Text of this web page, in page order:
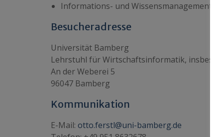
Informations- und Wissensmanagement
Besucheradresse
Universität Bamberg
Lehrstuhl für Wirtschaftsinformatik, insbes.
An der Weberei 5
96047 Bamberg
Kommunikation
E-Mail: otto.ferstl@uni-bamberg.de